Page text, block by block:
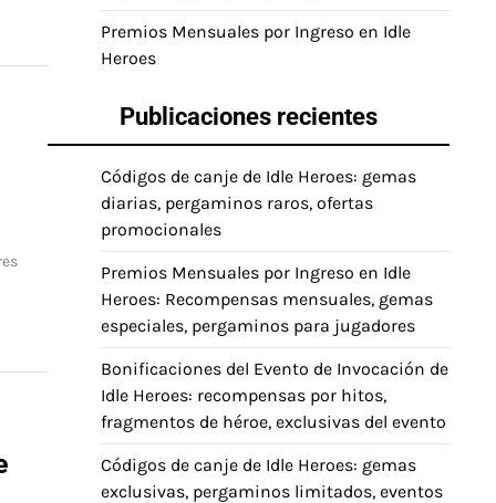
Premios Mensuales por Ingreso en Idle
Heroes
Publicaciones recientes
Códigos de canje de Idle Heroes: gemas
diarias, pergaminos raros, ofertas
promocionales
Premios Mensuales por Ingreso en Idle
Heroes: Recompensas mensuales, gemas
especiales, pergaminos para jugadores
Bonificaciones del Evento de Invocación de
Idle Heroes: recompensas por hitos,
fragmentos de héroe, exclusivas del evento
Códigos de canje de Idle Heroes: gemas
exclusivas, pergaminos limitados, eventos